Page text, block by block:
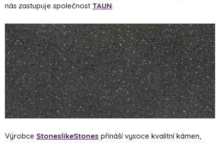
nás zastupuje společnost TAUN
Výrobce StoneslikeStones přináší vysoce kvalitní kámen,